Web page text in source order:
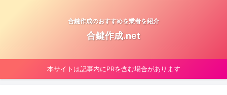
合鍵作成のおすすめを業者を紹介
合鍵作成.net
本サイトは記事内にPRを含む場合があります